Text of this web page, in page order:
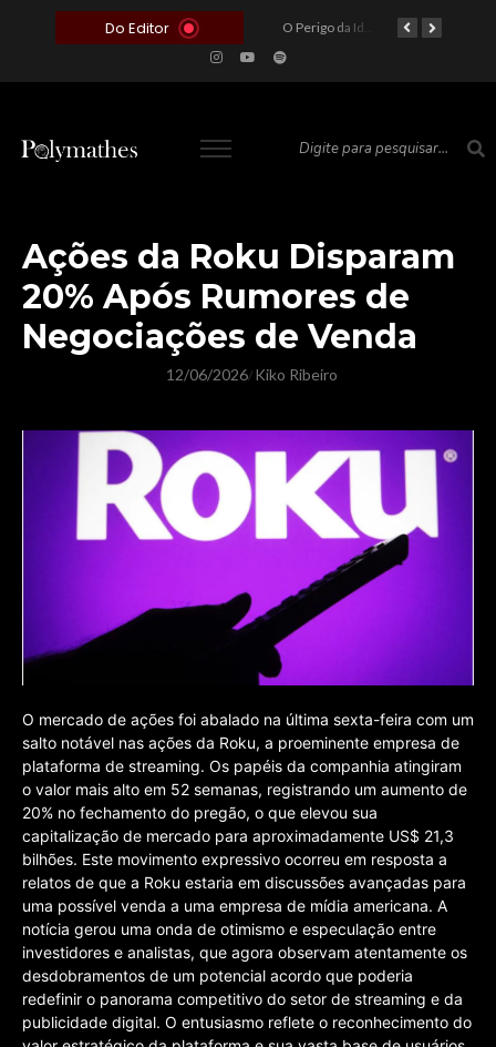
Do Editor
A Roleta da Miséria: Quando a Devoção Cega Encontra o Link na Bio. A Queda do Brasileiro Pelas Mãos de Seus Influencers. O Perigo da Ideologia Desenfreada na Justiça: Quando a Pauta Política Substitui a Pena Criminal
Ações da Roku Disparam
20% Após Rumores de
Negociações de Venda
12/06/2026/ Kiko Ribeiro
O mercado de ações foi abalado na última sexta-feira com um
salto notável nas ações da Roku, a proeminente empresa de
plataforma de streaming. Os papéis da companhia atingiram
o valor mais alto em 52 semanas, registrando um aumento de
20% no fechamento do pregão, o que elevou sua
capitalização de mercado para aproximadamente US$ 21,3
bilhões. Este movimento expressivo ocorreu em resposta a
relatos de que a Roku estaria em discussões avançadas para
uma possível venda a uma empresa de mídia americana. A
notícia gerou uma onda de otimismo e especulação entre
investidores e analistas, que agora observam atentamente os
desdobramentos de um potencial acordo que poderia
redefinir o panorama competitivo do setor de streaming e da
publicidade digital. O entusiasmo reflete o reconhecimento do